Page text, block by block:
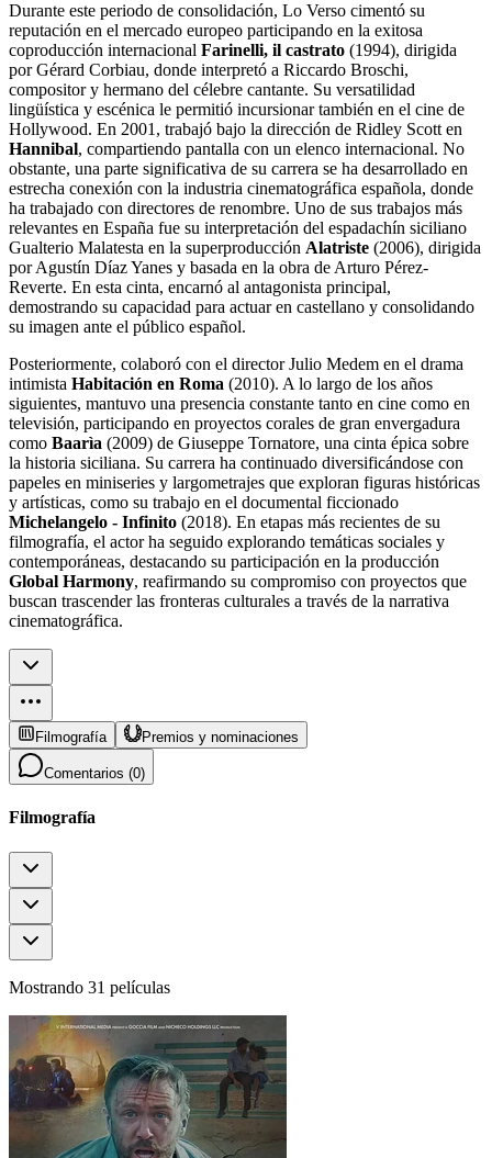
Durante este periodo de consolidación, Lo Verso cimentó su
reputación en el mercado europeo participando en la exitosa
coproducción internacional Farinelli, il castrato (1994), dirigida
por Gérard Corbiau, donde interpretó a Riccardo Broschi,
compositor y hermano del célebre cantante. Su versatilidad
lingüística y escénica le permitió incursionar también en el cine de
Hollywood. En 2001, trabajó bajo la dirección de Ridley Scott en
Hannibal, compartiendo pantalla con un elenco internacional. No
obstante, una parte significativa de su carrera se ha desarrollado en
estrecha conexión con la industria cinematográfica española, donde
ha trabajado con directores de renombre. Uno de sus trabajos más
relevantes en España fue su interpretación del espadachín siciliano
Gualterio Malatesta en la superproducción Alatriste (2006), dirigida
por Agustín Díaz Yanes y basada en la obra de Arturo Pérez-
Reverte. En esta cinta, encarnó al antagonista principal,
demostrando su capacidad para actuar en castellano y consolidando
su imagen ante el público español.
Posteriormente, colaboró con el director Julio Medem en el drama
intimista Habitación en Roma (2010). A lo largo de los años
siguientes, mantuvo una presencia constante tanto en cine como en
televisión, participando en proyectos corales de gran envergadura
como Baarìa (2009) de Giuseppe Tornatore, una cinta épica sobre
la historia siciliana. Su carrera ha continuado diversificándose con
papeles en miniseries y largometrajes que exploran figuras históricas
y artísticas, como su trabajo en el documental ficcionado
Michelangelo - Infinito (2018). En etapas más recientes de su
filmografía, el actor ha seguido explorando temáticas sociales y
contemporáneas, destacando su participación en la producción
Global Harmony, reafirmando su compromiso con proyectos que
buscan trascender las fronteras culturales a través de la narrativa
cinematográfica.
Filmografía Premios y nominaciones
Comentarios (0)
Filmografía
Mostrando 31 películas